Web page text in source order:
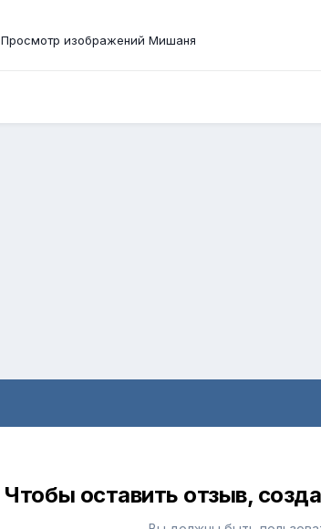
Просмотр изображений Мишаня
Чтобы оставить отзыв,